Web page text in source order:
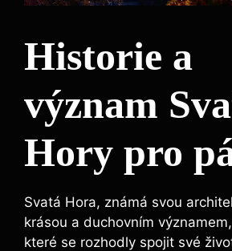
Historie a
význam
Hory pro
Svatá Hora, známá svou
krásou a duchovním
které se rozhodly spojit své